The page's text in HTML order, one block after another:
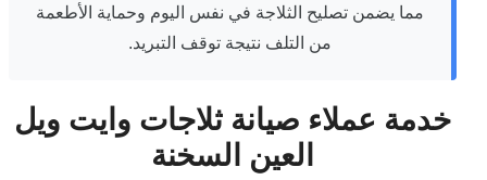
مما يضمن تصليح الثلاجة في نفس اليوم وحماية الأطعمة
من التلف نتيجة توقف التبريد.
خدمة عملاء صيانة ثلاجات وايت ويل
العين السخنة